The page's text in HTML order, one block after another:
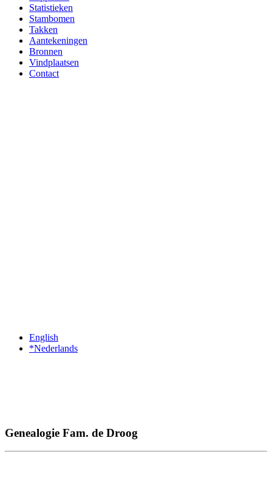
Statistieken
Stambomen
Takken
Aantekeningen
Bronnen
Vindplaatsen
Contact
English
*Nederlands
Genealogie Fam. de Droog